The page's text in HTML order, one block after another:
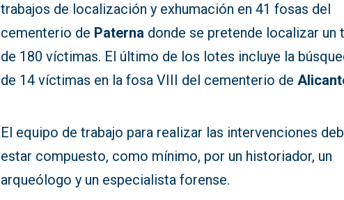
trabajos de localización y exhumación en 41 fosas del
cementerio de Paterna donde se pretende localizar un
de 180 víctimas. El último de los lotes incluye la
de 14 víctimas en la fosa VIII del cementerio de
El equipo de trabajo para realizar las intervenciones
estar compuesto, como mínimo, por un historiador, un
arqueólogo y un especialista forense.